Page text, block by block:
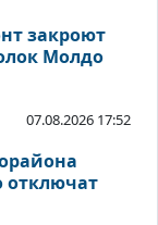
закроют
Молдо
07.08.2026 17:52
отключат